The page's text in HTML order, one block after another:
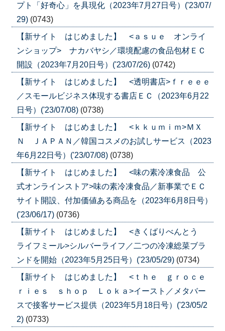
プト「好奇心」を具現化（2023年7月27日号）('23/07/
29) (0743)
【新サイト はじめました】 <ａｓｕｅ オンライ
ンショップ> ナカバヤシ／環境配慮の食品包材ＥＣ
開設（2023年7月20日号）('23/07/26) (0742)
【新サイト はじめました】 <透明書店>ｆｒｅｅｅ
／スモールビジネス体現する書店ＥＣ（2023年6月22
日号）('23/07/08) (0738)
【新サイト はじめました】 <ｋｋｕｍｉｍ>ＭＸ
Ｎ ＪＡＰＡＮ／韓国コスメのお試しサービス（2023
年6月22日号）('23/07/08) (0738)
【新サイト はじめました】 <味の素冷凍食品 公
式オンラインストア>味の素冷凍食品／新事業でＥＣ
サイト開設、付加価値ある商品を（2023年6月8日号）
('23/06/17) (0736)
【新サイト はじめました】 <きくばりべんとう
ライフミール>シルバーライフ／二つの冷凍総菜ブラ
ンドを開始（2023年5月25日号）('23/05/29) (0734)
【新サイト はじめました】 <ｔｈｅ ｇｒｏｃｅ
ｒｉｅｓ ｓｈｏｐ Ｌｏｋａ>イースト／メタバー
スで接客サービス提供（2023年5月18日号）('23/05/2
2) (0733)